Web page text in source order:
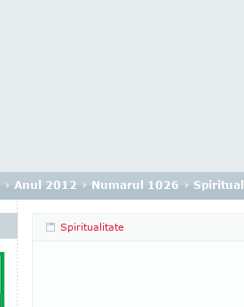
› Anul 2012 › Numarul 1026 ›
Spiritualitate